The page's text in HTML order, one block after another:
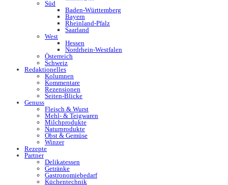
Süd
Baden-Württemberg
Bayern
Rheinland-Pfalz
Saarland
West
Hessen
Nordrhein-Westfalen
Österreich
Schweiz
Redaktionelles
Kolumnen
Kommentare
Rezensionen
Seiten-Blicke
Genuss
Fleisch & Wurst
Mehl- & Teigwaren
Milchprodukte
Naturprodukte
Obst & Gemüse
Winzer
Rezepte
Partner
Delikatessen
Getränke
Gastronomiebedarf
Küchentechnik